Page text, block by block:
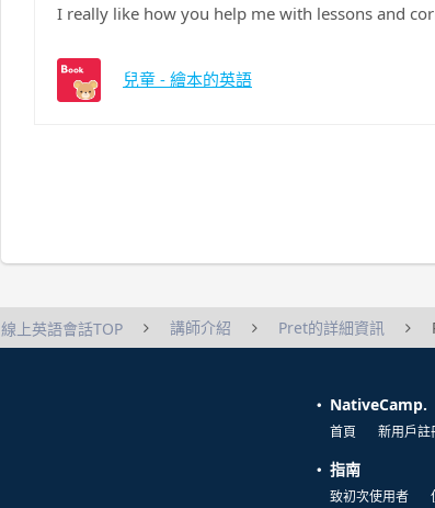
I really like how you help me with lessons and
兒童 - 繪本的英語
線上英語會話TOP 講師介紹 Pret的詳細資訊
NativeCamp.
首頁 新用戶註
指南
致初次使用者